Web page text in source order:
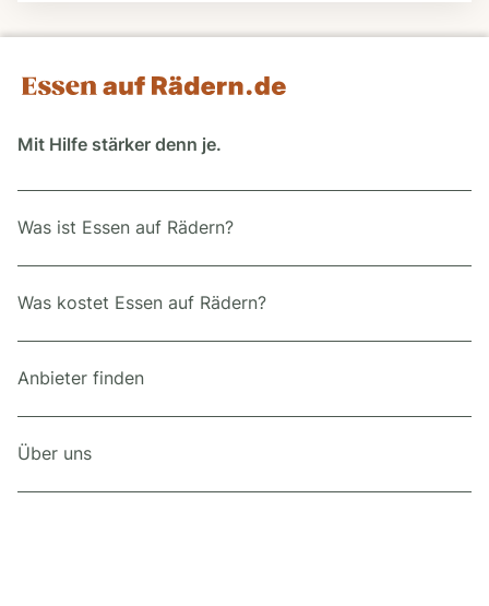
Mit Hilfe stärker denn je.
Was ist Essen auf Rädern?
Was kostet Essen auf Rädern?
Anbieter finden
Über uns